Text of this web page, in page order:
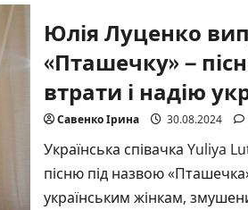
хто
хоче
Юлія Луценко
«Пташечку» –
втрати і надію
Савенко Ірина 30.08.2024
Українська співачка Yuliya
пісню під назвою
українським жінкам,